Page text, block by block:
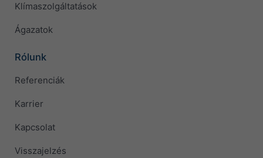
Klímaszolgáltatások
Ágazatok
Rólunk
Referenciák
Karrier
Kapcsolat
Visszajelzés